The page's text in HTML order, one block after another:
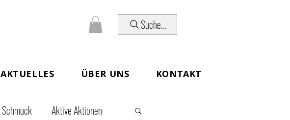
Suche...
AKTUELLES ÜBER UNS KONTAKT
Schmuck Aktive Aktionen